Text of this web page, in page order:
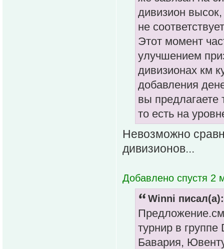
дивизион
не
Этот момент
улучшением
дивизионах км
добавления
вы предлагаете
то есть на
Невозможно
дивизионов...
Добавлено спустя 2
Winni писал(а):
турнир в
Бавария,